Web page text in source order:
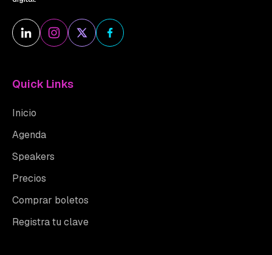
Quick Links
Inicio
Agenda
Speakers
Precios
Comprar boletos
Registra tu clave